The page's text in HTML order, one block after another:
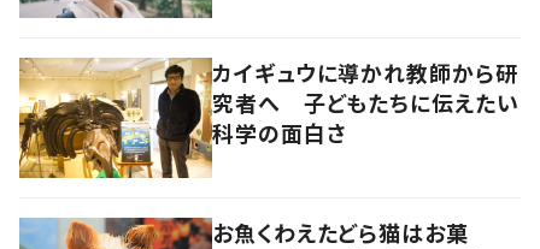
カイギュウに導かれ教師から研
究者へ 子どもたちに伝えたい
科学の面白さ
お魚くわえたどら猫はお菓